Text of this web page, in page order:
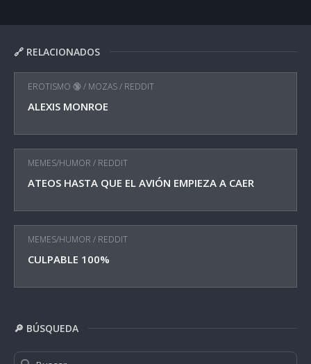
🔗 RELACIONADOS
EROTISMO 🔞/ MOZAS/ REDDIT
ALEXIS MONROE
MEMES/HUMOR / REDDIT
ATEOS HASTA QUE EL AVIÓN EMPIEZA A CAER
MEMES/HUMOR / REDDIT
CULPABLE 100%
🔎 BÚSQUEDA